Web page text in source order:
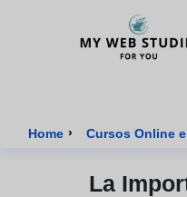
Home › Cursos Online
La